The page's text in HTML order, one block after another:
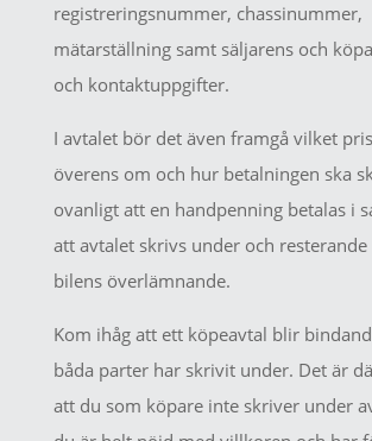
registreringsnummer, chassinummer,
mätarställning samt säljarens och
och kontaktuppgifter.
I avtalet bör det även framgå vilket
överens om och hur betalningen ska
ovanligt att en handpenning betalas i
att avtalet skrivs under och
bilens överlämnande.
Kom ihåg att ett köpeavtal blir
båda parter har skrivit under. Det är
att du som köpare inte skriver under